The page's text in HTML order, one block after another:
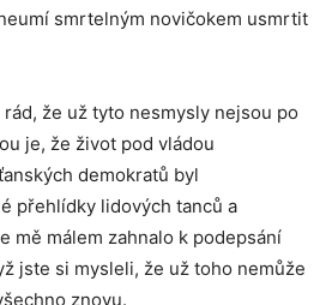
smrtelným novičokem usmrtit
že už tyto nesmysly nejsou po
je, že život pod vládou
demokratů byl
přehlídky lidových tanců a
mě málem zahnalo k podepsání
jste si mysleli, že už toho nemůže
znovu.